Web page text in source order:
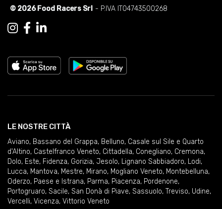
© 2026 Food Racers Srl - P.IVA IT04743500268
LE NOSTRE CITTÀ
Aviano, Bassano del Grappa, Belluno, Casale sul Sile e Quarto
d'Altino, Castelfranco Veneto, Cittadella, Conegliano, Cremona,
Dolo, Este, Fidenza, Gorizia, Jesolo, Lignano Sabbiadoro, Lodi,
Lucca, Mantova, Mestre, Mirano, Mogliano Veneto, Montebelluna,
Oderzo, Paese e Istrana, Parma, Piacenza, Pordenone,
Portogruaro, Sacile, San Donà di Piave, Sassuolo, Treviso, Udine,
Vercelli, Vicenza, Vittorio Veneto